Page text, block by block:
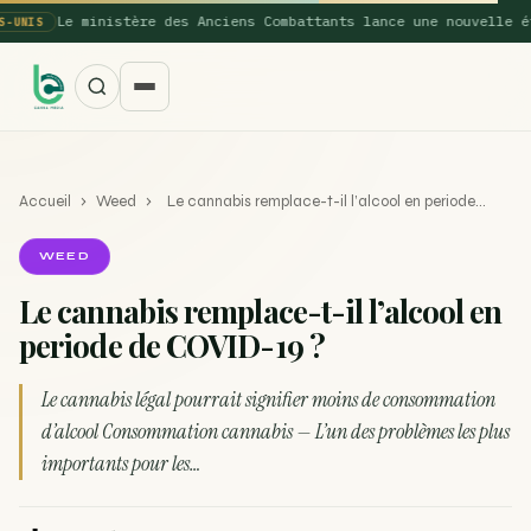
Le ministère des Anciens Combattants lance une nouvelle
SUGGESTIONS POPULAIRES
Une nouvelle étude montre que la vaporisation du
cannabis réduit de 99…
ACTU
La recette du Space Cake
Accueil › Weed › Le cannabis remplace-t-il l’alcool en periode…
WEED
Le cannabis remplace-t-il l’alcool en
periode de COVID-19 ?
Le cannabis légal pourrait signifier moins de consommation
d’alcool Consommation cannabis — L’un des problèmes les plus
importants pour les…